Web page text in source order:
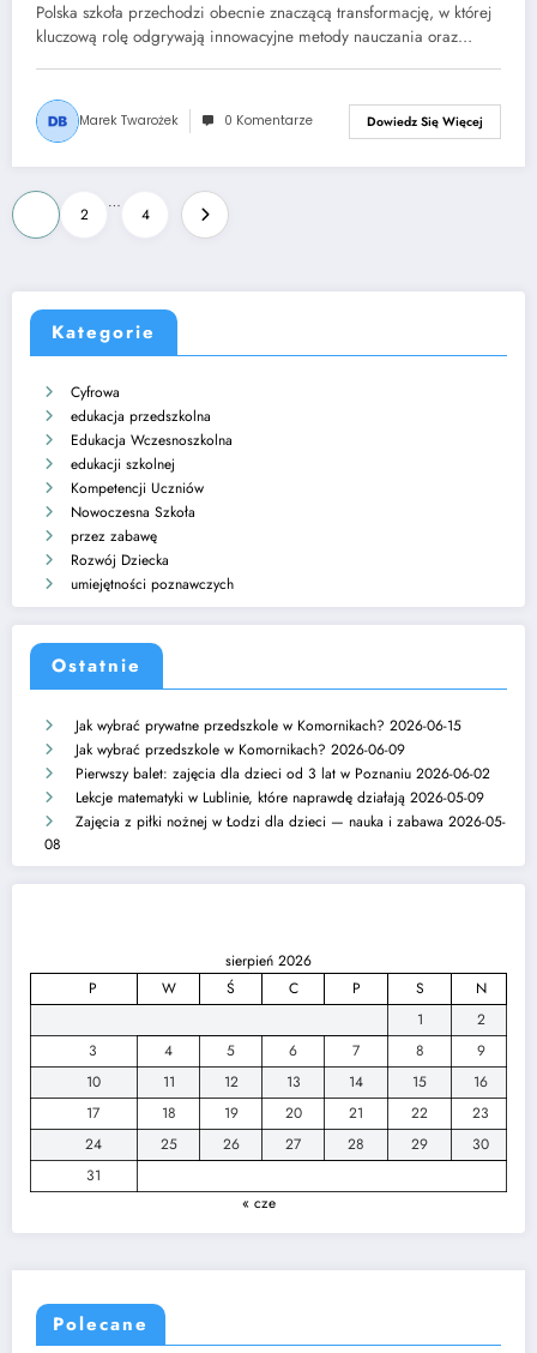
Polska szkoła przechodzi obecnie znaczącą transformację, w której
kluczową rolę odgrywają innowacyjne metody nauczania oraz…
Marek Twarożek 0 Komentarze Dowiedz Się Więcej
Stronicowanie
wpisów
2
…
4
Kategorie
Cyfrowa
edukacja przedszkolna
Edukacja Wczesnoszkolna
edukacji szkolnej
Kompetencji Uczniów
Nowoczesna Szkoła
przez zabawę
Rozwój Dziecka
umiejętności poznawczych
Ostatnie
Jak wybrać prywatne przedszkole w Komornikach? 2026-06-15
Jak wybrać przedszkole w Komornikach? 2026-06-09
Pierwszy balet: zajęcia dla dzieci od 3 lat w Poznaniu 2026-06-02
Lekcje matematyki w Lublinie, które naprawdę działają 2026-05-09
Zajęcia z piłki nożnej w Łodzi dla dzieci — nauka i zabawa 2026-05-
08
sierpień 2026
P
W Ś C P S
N
1
2
3
4 5 6 7 8
9
10
11 12 13 14 15
16
17
18 19 20 21 22
23
24
25 26 27 28 29
30
31
« cze
Polecane